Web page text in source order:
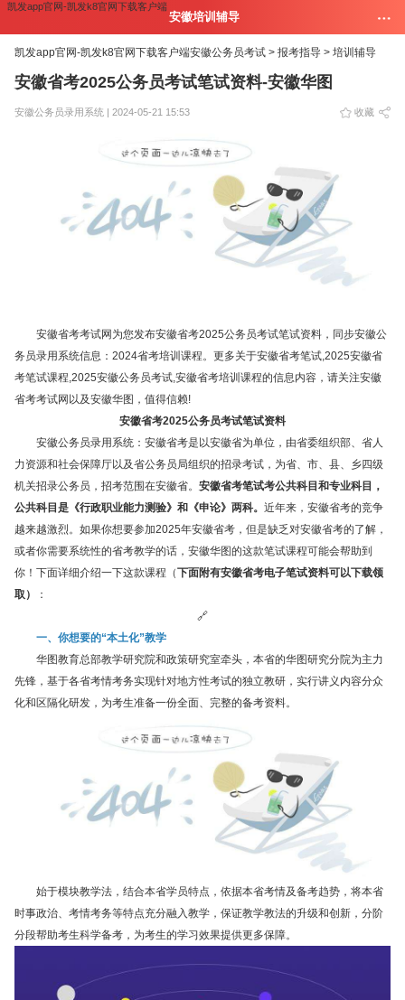
凯发app官网-凯发k8官网下载客户端
安徽培训辅导
凯发app官网-凯发k8官网下载客户端安徽公务员考试 > 报考指导 > 培训辅导
安徽省考2025公务员考试笔试资料-安徽华图
安徽公务员录用系统 | 2024-05-21 15:53 收藏
安徽省考考试网为您发布安徽省考2025公务员考试笔试资料，同步安徽公
务员录用系统信息：2024省考培训课程。更多关于安徽省考笔试,2025安徽省
考笔试课程,2025安徽公务员考试,安徽省考培训课程的信息内容，请关注安徽
省考考试网以及安徽华图，值得信赖!
安徽省考2025公务员考试笔试资料
安徽公务员录用系统：安徽省考是以安徽省为单位，由省委组织部、省人
力资源和社会保障厅以及省公务员局组织的招录考试，为省、市、县、乡四级
机关招录公务员，招考范围在安徽省。 安徽省考笔试考公共科目和专业科目，
公共科目是《行政职业能力测验》和《申论》两科。 近年来，安徽省考的竞争
越来越激烈。如果你想要参加2025年安徽省考，但是缺乏对安徽省考的了解，
或者你需要系统性的省考教学的话，安徽华图的这款笔试课程可能会帮助到
你！下面详细介绍一下这款课程（下面附有安徽省考电子笔试资料可以下载领
取）
：
🔗
一、你想要的“本土化”教学
华图教育总部教学研究院和政策研究室牵头，本省的华图研究分院为主力
先锋，基于各省考情考务实现针对地方性考试的独立教研，实行讲义内容分众
化和区隔化研发，为考生准备一份全面、完整的备考资料。
始于模块教学法，结合本省学员特点，依据本省考情及备考趋势，将本省
时事政治、考情考务等特点充分融入教学，保证教学教法的升级和创新，分阶
分段帮助考生科学备考，为考生的学习效果提供更多保障。